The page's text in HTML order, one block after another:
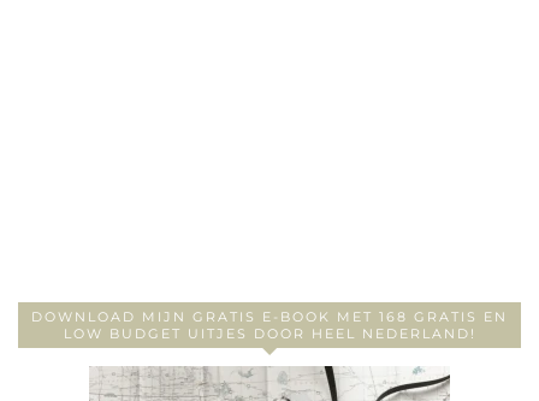
DOWNLOAD MIJN GRATIS E-BOOK MET 168 GRATIS EN
LOW BUDGET UITJES DOOR HEEL NEDERLAND!